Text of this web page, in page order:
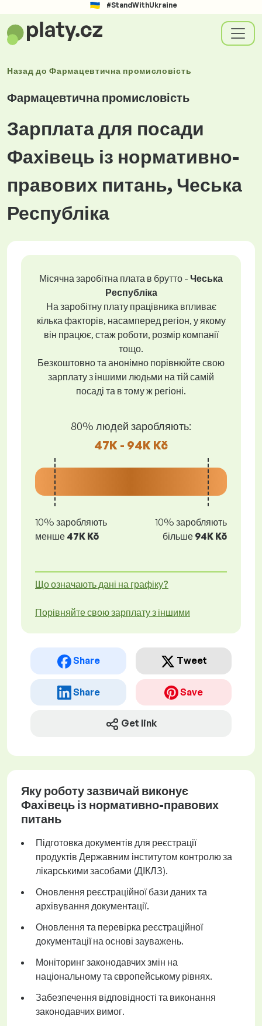
#StandWithUkraine
Назад доФармацевтична промисловість
Фармацевтична промисловість
Зарплата для посади
Фахівець із нормативно-
правових питань, Чеська
Республіка
Місячна заробітна плата в брутто - Чеська
Республіка
На заробітну плату працівника впливає
кілька факторів, насамперед регіон, у якому
він працює, стаж роботи, розмір компанії
тощо.
Безкоштовно та анонімно порівнюйте свою
зарплату з іншими людьми на тій самій
посаді та в тому ж регіоні.
80% людей заробляють:
47K - 94K Kč
10% заробляють
менше 47K Kč
10% заробляють
більше 94K Kč
Що означають дані на графіку?
Порівняйте свою зарплату з іншими
Share Tweet
Share Save
Get link
Яку роботу зазвичай виконує
Фахівець із нормативно-правових
питань
Підготовка документів для реєстрації
продуктів Державним інститутом контролю за
лікарськими засобами (ДІКЛЗ).
Оновлення реєстраційної бази даних та
архівування документації.
Оновлення та перевірка реєстраційної
документації на основі зауважень.
Моніторинг законодавчих змін на
національному та європейському рівнях.
Забезпечення відповідності та виконання
законодавчих вимог.